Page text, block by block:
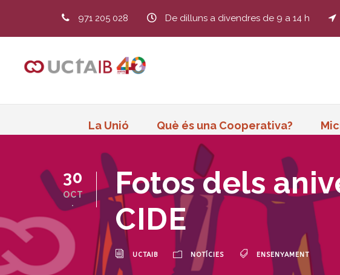
971 205 028 De dilluns a divendres de 9 a 14 h
La Unió Què és una Cooperativa?
30
OCT
.
Fotos dels
CIDE
UCTAIB NOTÍCIES ENSENYAMENT